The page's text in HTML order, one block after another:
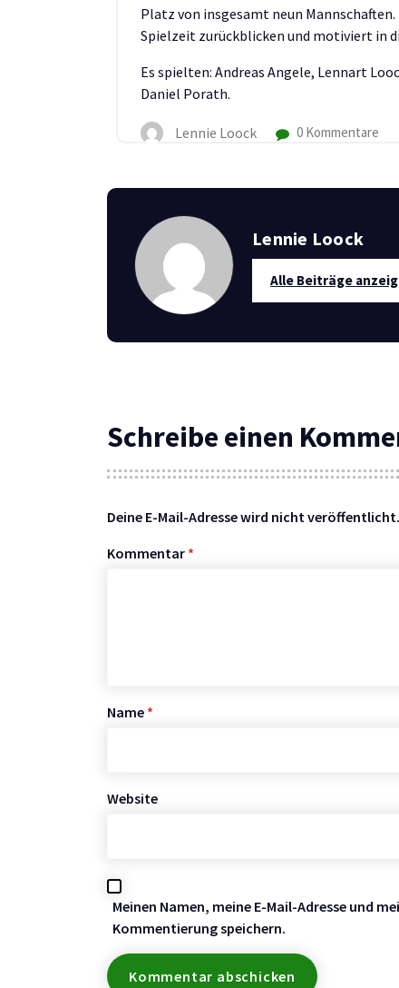
Platz von insgesamt neun
Spielzeit zurückblicken und motiviert in
Es spielten: Andreas Angele, Lennart
Daniel Porath.
Lennie Loock 0 Kommentare
Lennie Loock
Alle Beiträge
Schreibe einen
Deine E-Mail-Adresse wird nicht veröffentlicht.
Kommentar *
Name *
Website
Meinen Namen, meine E-Mail-Adresse und
Kommentierung speichern.